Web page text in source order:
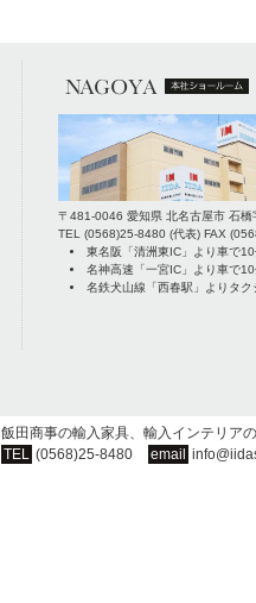
〒 481-0046 愛知県 北名古屋市 石橋
TEL (0568)25-8480 (代表) FAX
東名阪「清洲東IC」より車で
名神高速「一宮IC」より車で
名鉄犬山線「西春駅」よりタ
飯田商事の輸入家具、輸入インテリア
TEL (0568)25-8480 email